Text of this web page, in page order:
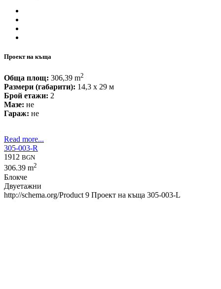
Проект на къща
Обща площ: 306,39 m2
Размери (габарити): 14,3 x 29 м
Брой етажи: 2
Мазе: не
Гараж: не
Read more...
305-003-R
1912 BGN
306.39 m2
Блокче
Двуетажни
http://schema.org/Product 9 Проект на къща 305-003-L